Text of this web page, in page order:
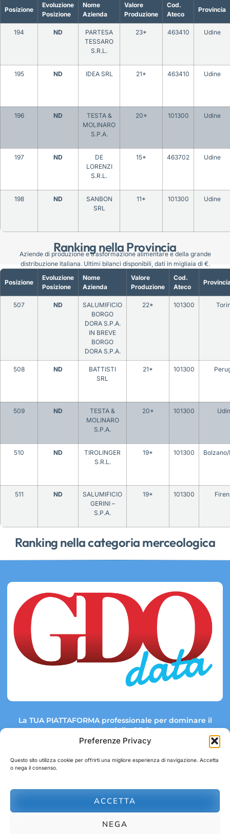
Preferenze Privacy
Questo sito utilizza cookie per offrirti una migliore esperienza di navigazione. Accetta
o nega il consenso.
ACCETTA
NEGA
Ranking nella Provincia
Posizione
Evoluzione
Posizione
Nome
Azienda
Valore
Produzione
Cod.
Ateco
Provincia
194 ND
PARTESA
TESSARO
S.R.L.
23* 463410 Udine
195 ND IDEA SRL 21* 463410 Udine
196 ND
TESTA &
MOLINARO
S.P.A.
20* 101300 Udine
197 ND
DE
LORENZI
S.R.L.
15* 463702 Udine
198 ND
SANBON
SRL
11* 101300 Udine
Ranking nella categoria merceologica
Posizione
Evoluzione
Posizione
Nome
Azienda
Valore
Produzione
Cod.
Ateco
507 ND
SALUMIFICIO
BORGO
DORA S.P.A.
IN BREVE
BORGO
DORA S.P.A.
22* 101300
508 ND
BATTISTI
SRL
21* 101300
509 ND
TESTA &
MOLINARO
S.P.A.
20* 101300
510 ND
TIROLINGER
S.R.L.
19* 101300
511 ND
SALUMIFICIO
GERINI –
S.P.A.
19* 101300
Aziende di produzione e trasformazione alimentare e della grande
distribuzione italiana. Ultimi bilanci disponibili, dati in migliaia di €.
La TUA PIATTAFORMA professionale per dominare il
mercato della GDO.
Link rapidi:
abbonamenti@gdodata.it